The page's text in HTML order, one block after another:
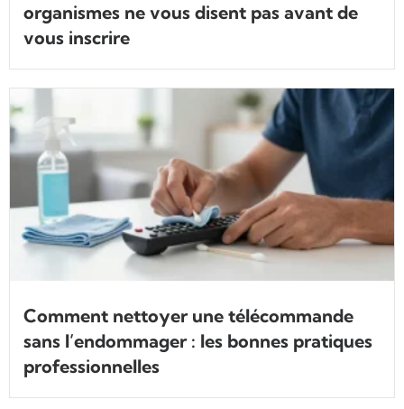
organismes ne vous disent pas avant de
vous inscrire
Comment nettoyer une télécommande
sans l’endommager : les bonnes pratiques
professionnelles